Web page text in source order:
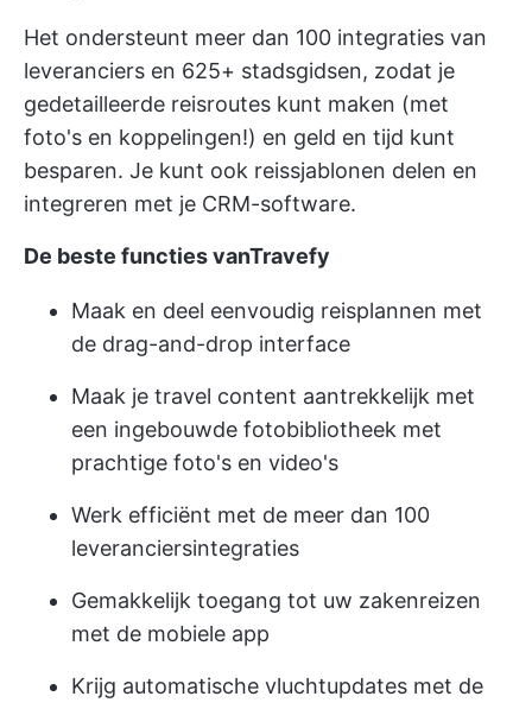
Het ondersteunt meer dan 100 integraties van
leveranciers en 625+ stadsgidsen, zodat je
gedetailleerde reisroutes kunt maken (met
foto's en koppelingen!) en geld en tijd kunt
besparen. Je kunt ook reissjablonen delen en
integreren met je CRM-software.
De beste functies vanTravefy
Maak en deel eenvoudig reisplannen met
de drag-and-drop interface
Maak je travel content aantrekkelijk met
een ingebouwde fotobibliotheek met
prachtige foto's en video's
Werk efficiënt met de meer dan 100
leveranciersintegraties
Gemakkelijk toegang tot uw zakenreizen
met de mobiele app
Krijg automatische vluchtupdates met de